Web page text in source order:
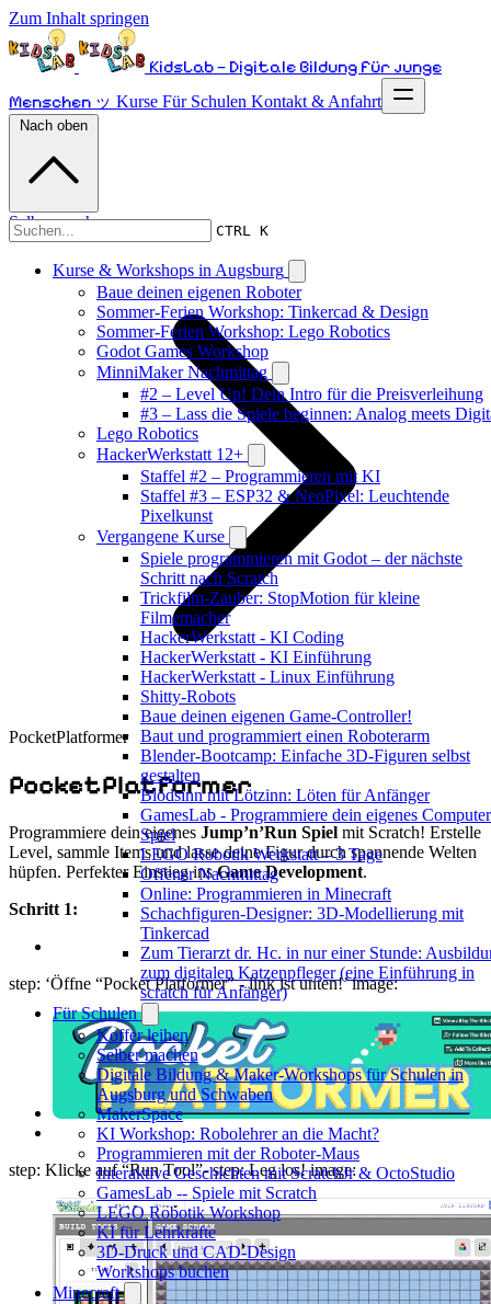
Zum Inhalt springen
KidsLab – Digitale Bildung für junge
Menschen ッ Kurse Für Schulen Kontakt & Anfahrt
CTRL K
Kurse & Workshops in Augsburg
Baue deinen eigenen Roboter
Sommer-Ferien Workshop: Tinkercad & Design
Sommer-Ferien Workshop: Lego Robotics
Godot Games Workshop
MinniMaker Nachmittag
#2 – Level Up! Dein Intro für die Preisverleihung
#3 – Lass die Spiele beginnen: Analog meets
Lego Robotics
HackerWerkstatt 12+
Staffel #2 – Programmieren mit KI
Staffel #3 – ESP32 & NeoPixel: Leuchtende
Pixelkunst
Vergangene Kurse
Spiele programmieren mit Godot – der nächste
Schritt nach Scratch
Trickfilm-Zauber: StopMotion für kleine
Filmemacher
HackerWerkstatt - KI Coding
HackerWerkstatt - KI Einführung
HackerWerkstatt - Linux Einführung
Shitty-Robots
Baue deinen eigenen Game-Controller!
Baut und programmiert einen Roboterarm
Blender-Bootcamp: Einfache 3D-Figuren selbst
gestalten
Blödsinn mit Lötzinn: Löten für Anfänger
GamesLab - Programmiere dein eigenes
Spiel
LEGO Robotik Werkstatt – 3 Tage
Offener Nachmittag
Online: Programmieren in Minecraft
Schachfiguren-Designer: 3D-Modellierung mit
Tinkercad
Zum Tierarzt dr. Hc. in nur einer Stunde:
zum digitalen Katzenpfleger (eine Einführung in
scratch für Anfänger)
Für Schulen
Koffer leihen
Selber machen
Digitale Bildung & Maker-Workshops für Schulen in
Augsburg und Schwaben
MakerSpace
KI Workshop: Robolehrer an die Macht?
Programmieren mit der Roboter-Maus
Interaktive Geschichten mit ScratchJr & OctoStudio
GamesLab -- Spiele mit Scratch
LEGO Robotik Workshop
KI für Lehrkräfte
3D-Druck und CAD-Design
Workshops buchen
Minecraft
Nach oben
Selber machen
PocketPlatformer
PocketPlatformer
Programmiere dein eigenes Jump’n’Run Spiel mit Scratch! Erstelle
Level, sammle Items und lasse deine Figur durch spannende Welten
hüpfen. Perfekter Einstieg insGame Development.
Schritt 1:
step: ‘Öffne “Pocket Platformer” - link ist unten!’ image:
step: Klicke auf “Run Tool”- step: Leg los! image: